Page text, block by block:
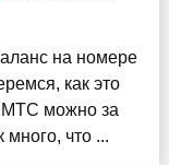
на номере
как это
МТС можно за
много, что ...